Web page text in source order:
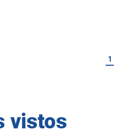
1
vistos